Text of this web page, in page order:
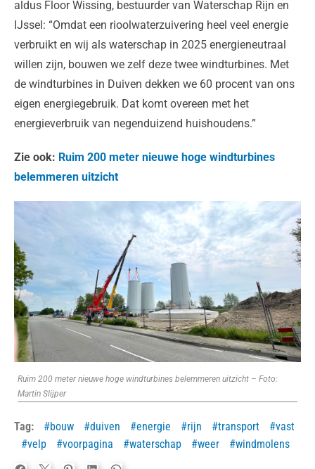
aldus Floor Wissing, bestuurder van Waterschap Rijn en
IJssel: “Omdat een rioolwaterzuivering heel veel energie
verbruikt en wij als waterschap in 2025 energieneutraal
willen zijn, bouwen we zelf deze twee windturbines. Met
de windturbines in Duiven dekken we 60 procent van ons
eigen energiegebruik. Dat komt overeen met het
energieverbruik van negenduizend huishoudens.”
Zie ook: Ruim 200 meter nieuwe hoge windturbines
belemmeren uitzicht
Ruim 200 meter nieuwe hoge windturbines belemmeren uitzicht – Foto:
Martin Slijper
Tag: bouw duiven energie rijn transport
vast
velp
voorpagina waterschap weer windmolens